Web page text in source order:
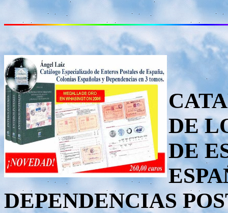
DE
DE
DEPENDENCIAS